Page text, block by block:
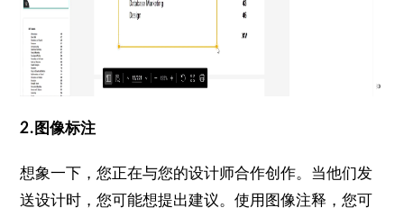
2.图像标注
想象一下，您正在与您的设计师合作创作。 当他们发
送设计时，您可能想提出建议。使用图像注释，您可